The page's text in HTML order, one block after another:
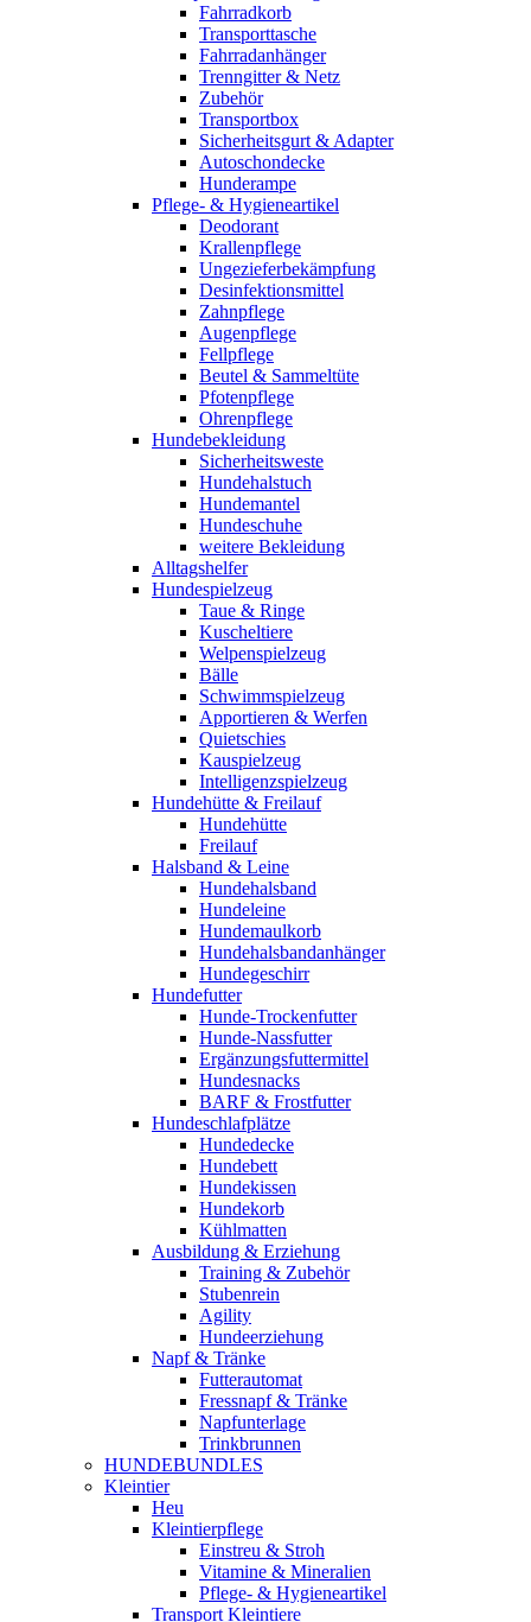
Fahrradkorb
Transporttasche
Fahrradanhänger
Trenngitter & Netz
Zubehör
Transportbox
Sicherheitsgurt & Adapter
Autoschondecke
Hunderampe
Pflege- & Hygieneartikel
Deodorant
Krallenpflege
Ungezieferbekämpfung
Desinfektionsmittel
Zahnpflege
Augenpflege
Fellpflege
Beutel & Sammeltüte
Pfotenpflege
Ohrenpflege
Hundebekleidung
Sicherheitsweste
Hundehalstuch
Hundemantel
Hundeschuhe
weitere Bekleidung
Alltagshelfer
Hundespielzeug
Taue & Ringe
Kuscheltiere
Welpenspielzeug
Bälle
Schwimmspielzeug
Apportieren & Werfen
Quietschies
Kauspielzeug
Intelligenzspielzeug
Hundehütte & Freilauf
Hundehütte
Freilauf
Halsband & Leine
Hundehalsband
Hundeleine
Hundemaulkorb
Hundehalsbandanhänger
Hundegeschirr
Hundefutter
Hunde-Trockenfutter
Hunde-Nassfutter
Ergänzungsfuttermittel
Hundesnacks
BARF & Frostfutter
Hundeschlafplätze
Hundedecke
Hundebett
Hundekissen
Hundekorb
Kühlmatten
Ausbildung & Erziehung
Training & Zubehör
Stubenrein
Agility
Hundeerziehung
Napf & Tränke
Futterautomat
Fressnapf & Tränke
Napfunterlage
Trinkbrunnen
HUNDEBUNDLES
Kleintier
Heu
Kleintierpflege
Einstreu & Stroh
Vitamine & Mineralien
Pflege- & Hygieneartikel
Transport Kleintiere